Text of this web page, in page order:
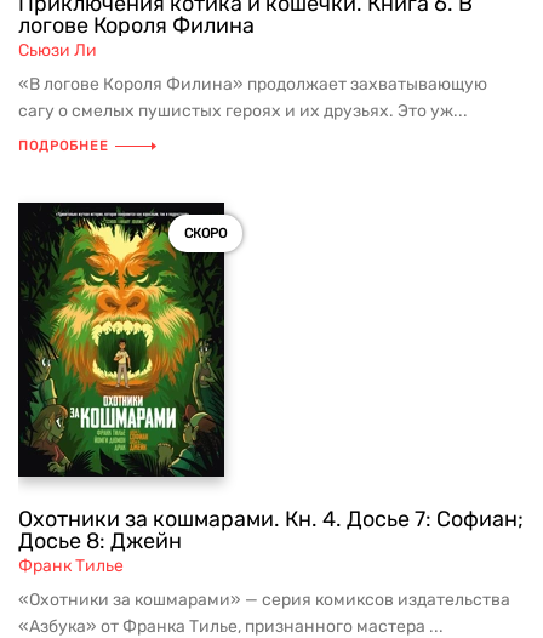
логове Короля Филина
Сьюзи Ли
«В логове Короля Филина» продолжает захватывающую
сагу о смелых пушистых героях и их друзьях. Это уж...
ПОДРОБНЕЕ
СКОРО
Охотники за кошмарами. Кн. 4. Досье 7: Софиан;
Досье 8: Джейн
Франк Тилье
«Охотники за кошмарами» — серия комиксов издательства
«Азбука» от Франка Тилье, признанного мастера ...